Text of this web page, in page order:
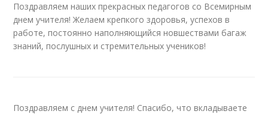
Поздравляем наших прекрасных педагогов со Всемирным
днем учителя! Желаем крепкого здоровья, успехов в
работе, постоянно наполняющийся новшествами багаж
знаний, послушных и стремительных учеников!
Поздравляем с днем учителя! Спасибо, что вкладываете